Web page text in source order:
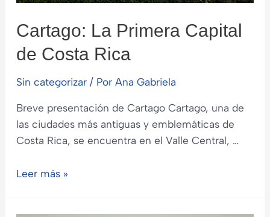
Cartago: La Primera Capital
de Costa Rica
Sin categorizar/ Por Ana Gabriela
Breve presentación de Cartago Cartago, una de
las ciudades más antiguas y emblemáticas de
Costa Rica, se encuentra en el Valle Central, …
Cartago:
Leer más »